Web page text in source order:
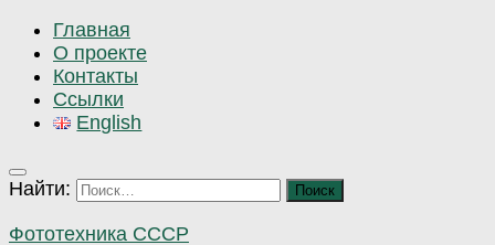
Главная
О проекте
Контакты
Ссылки
English
Найти:
Фототехника СССР